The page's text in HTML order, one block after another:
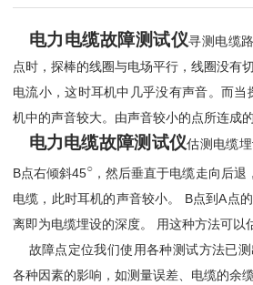
电力电缆故障测试仪寻测电缆
点时，探棒的线圈与电场平行，线圈没有
电流小，这时耳机中几乎没有声音。而当
机中的声音较大。由声音较小的点所连成
电力电缆故障测试仪估测电缆
B点右倾斜45○ ，然后垂直于电缆走向后
电缆，此时耳机的声音较小。 B点到A点
离即为电缆埋设的深度。 用这种方法可以
故障点定位我们使用各种测试方法已
各种因素的影响，如测量误差、电缆的余